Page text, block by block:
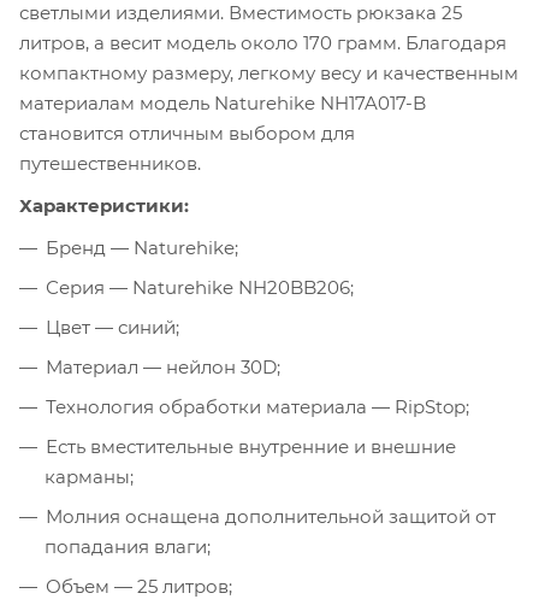
светлыми изделиями. Вместимость рюкзака 25
литров, а весит модель около 170 грамм. Благодаря
компактному размеру, легкому весу и качественным
материалам модель Naturehike NH17A017-B
становится отличным выбором для
путешественников.
Характеристики:
Бренд — Naturehike;
Серия — Naturehike NH20BB206;
Цвет — синий;
Материал — нейлон 30D;
Технология обработки материала — RipStop;
Есть вместительные внутренние и внешние
карманы;
Молния оснащена дополнительной защитой от
попадания влаги;
Объем — 25 литров;